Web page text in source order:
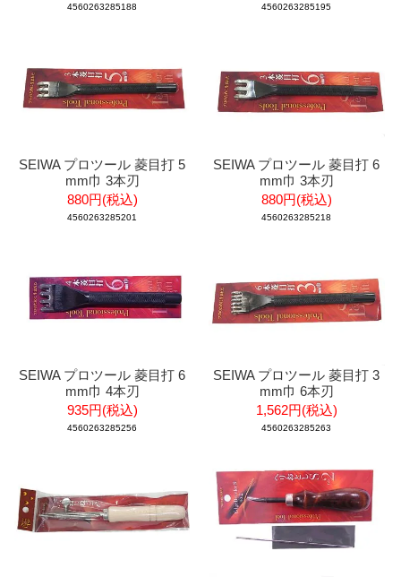
4560263285188 4560263285195
SEIWA プロツール 菱目打 5
mm巾 3本刃
880円(税込)
4560263285201
SEIWA プロツール 菱目打 6
mm巾 3本刃
880円(税込)
4560263285218
SEIWA プロツール 菱目打 6
mm巾 4本刃
935円(税込)
4560263285256
SEIWA プロツール 菱目打 3
mm巾 6本刃
1,562円(税込)
4560263285263